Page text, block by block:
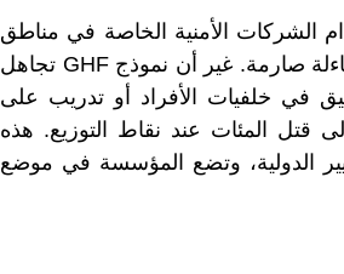
لاستخدام الشركات الأمنية الخاصة في مناطق
صارمة. غير أن نموذج GHF
تجاهل
في خلفيات الأفراد أو تدريب على
قتل المئات عند نقاط التوزيع. هذه
الدولية، وتضع المؤسسة في موضع